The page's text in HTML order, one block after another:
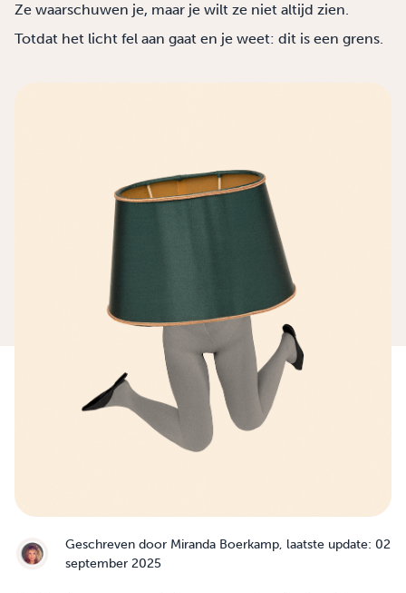
Ze waarschuwen je, maar je wilt ze niet altijd zien.
Totdat het licht fel aan gaat en je weet: dit is een grens.
Geschreven door Miranda Boerkamp, laatste update: 02
september 2025